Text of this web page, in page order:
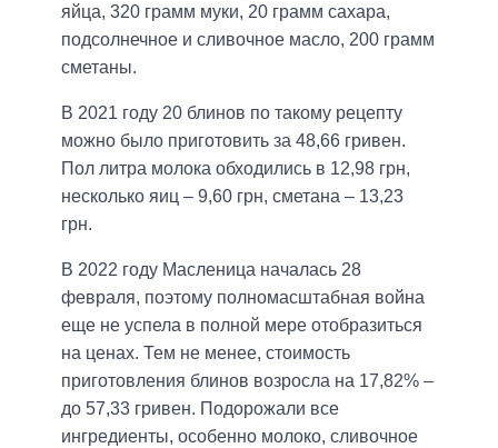
яйца, 320 грамм муки, 20 грамм сахара,
подсолнечное и сливочное масло, 200 грамм
сметаны.
В 2021 году 20 блинов по такому рецепту
можно было приготовить за 48,66 гривен.
Пол литра молока обходились в 12,98 грн,
несколько яиц – 9,60 грн, сметана – 13,23
грн.
В 2022 году Масленица началась 28
февраля, поэтому полномасштабная война
еще не успела в полной мере отобразиться
на ценах. Тем не менее, стоимость
приготовления блинов возросла на 17,82% –
до 57,33 гривен. Подорожали все
ингредиенты, особенно молоко, сливочное